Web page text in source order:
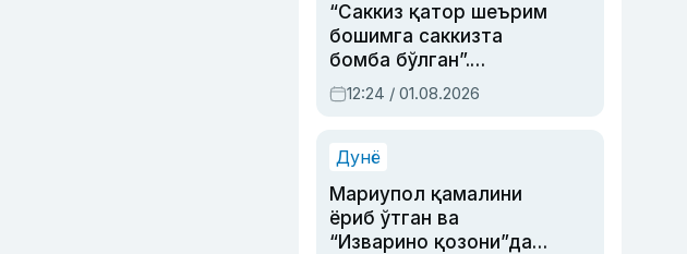
“Саккиз қатор шеърим
бошимга саккизта
бомба бўлган”.
Абдулла Ориповни
сиёсий айбловлардан
12:24 / 01.08.2026
Дунё
Мариупол қамалини
ёриб ўтган ва
“Изварино қозони”дан